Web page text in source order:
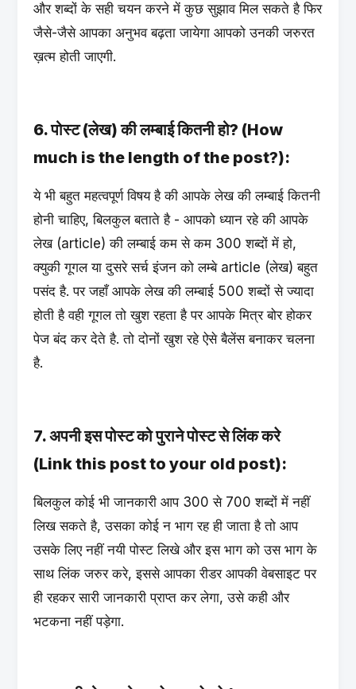
और शब्दों के सही चयन करने में कुछ सुझाव मिल सकते है फिर
जैसे-जैसे आपका अनुभव बढ़ता जायेगा आपको उनकी जरुरत
ख़त्म होती जाएगी.
6. पोस्ट (लेख) की लम्बाई कितनी हो? (How
much is the length of the post?):
ये भी बहुत महत्वपूर्ण विषय है की आपके लेख की लम्बाई कितनी
होनी चाहिए, बिलकुल बताते है - आपको ध्यान रहे की आपके
लेख (article) की लम्बाई कम से कम 300 शब्दों में हो,
क्युकी गूगल या दुसरे सर्च इंजन को लम्बे article (लेख) बहुत
पसंद है. पर जहाँ आपके लेख की लम्बाई 500 शब्दों से ज्यादा
होती है वही गूगल तो खुश रहता है पर आपके मित्र बोर होकर
पेज बंद कर देते है. तो दोनों खुश रहे ऐसे बैलेंस बनाकर चलना
है.
7. अपनी इस पोस्ट को पुराने पोस्ट से लिंक करे
(Link this post to your old post):
बिलकुल कोई भी जानकारी आप 300 से 700 शब्दों में नहीं
लिख सकते है, उसका कोई न भाग रह ही जाता है तो आप
उसके लिए नहीं नयी पोस्ट लिखे और इस भाग को उस भाग के
साथ लिंक जरुर करे, इससे आपका रीडर आपकी वेबसाइट पर
ही रहकर सारी जानकारी प्राप्त कर लेगा, उसे कही और
भटकना नहीं पड़ेगा.